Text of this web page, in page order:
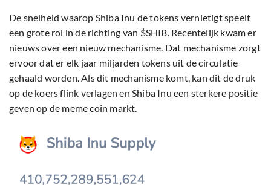
De snelheid waarop Shiba Inu de tokens vernietigt speelt
een grote rol in de richting van $SHIB. Recentelijk kwam er
nieuws over een nieuw mechanisme. Dat mechanisme zorgt
ervoor dat er elk jaar miljarden tokens uit de circulatie
gehaald worden. Als dit mechanisme komt, kan dit de druk
op de koers flink verlagen en Shiba Inu een sterkere positie
geven op de meme coin markt.